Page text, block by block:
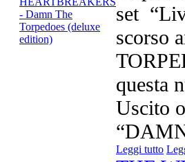
set
scorso
questa
Uscito
Leggi tutto